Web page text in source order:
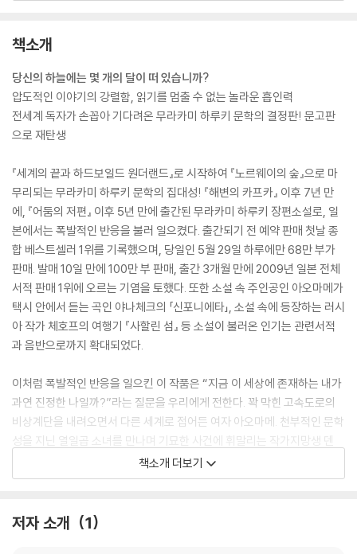
책소개
당신의 하늘에는 몇 개의 달이 떠 있습니까?
압도적인 이야기의 강렬함, 읽기를 멈출 수 없는 놀라운 흡인력
전세계 독자가 손꼽아 기다려온 무라카미 하루키 문학의 결정판! 문고판
으로 재탄생
『세계의 끝과 하드보일드 원더랜드』로 시작하여 『노르웨이의 숲』으로 마
무리되는 무라카미 하루키 문학의 집대성! 『해변의 카프카』 이후 7년 만
에, 『어둠의 저편』 이후 5년 만에 출간된 무라카미 하루키 장편소설로, 일
본에서는 폭발적인 반응을 불러 일으켰다. 출간되기 전 예약 판매 첫날 종
합 베스트셀러 1위를 기록했으며, 당일인 5월 29일 하루에만 68만 부가
판매. 발매 10일 만에 100만 부 판매, 출간 3개월 만에 2009년 일본 전체
서적 판매 1위에 오르는 기염을 토했다. 또한 소설 속 주인공인 아오마메가
택시 안에서 듣는 곡인 야나체크의 「신포니에타」, 소설 속에 등장하는 러시
아 작가 체호프의 여행기 『사할린 섬』 등 소설이 불러온 인기는 관련서적
과 음반으로까지 확대되었다.
이처럼 폭발적인 반응을 일으킨 이 작품은 “지금 이 세상에 존재하는 내가
과연 진정한 나일까?”라는 질문을 우리에게 전한다. 꽉 막힌 고속도로의
비상계단을 내려오면서 다른 세계로 접어든 여자 아오마메. 천부적인 문학
성을 지닌 열일곱 소녀를 만나며 기묘한 사건에 휘말리는 작가지망생 덴
고. 그들 앞에 펼쳐지는 1Q84! 그들은 몇 개의 달이 떠 있는 하늘 아래에서
만나게 될까?
책소개 더보기
저자 소개 1